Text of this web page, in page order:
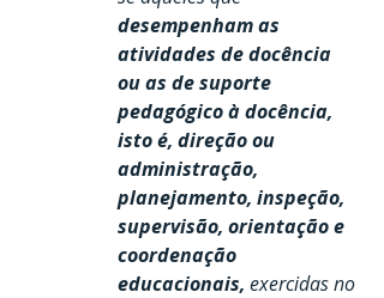
desempenham as
atividades de docência
ou as de suporte
pedagógico à docência,
isto é, direção ou
administração,
planejamento, inspeção,
supervisão, orientação e
coordenação
educacionais, exercidas no